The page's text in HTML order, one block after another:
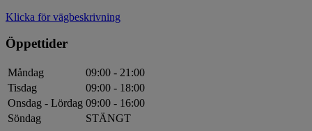
Klicka för vägbeskrivning
Öppettider
Måndag
09:00 - 21:00
Tisdag
09:00 - 18:00
Onsdag - Lördag 09:00 - 16:00
Söndag
STÄNGT